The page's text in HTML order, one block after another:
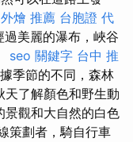
燴 推薦 台胞證 代
美麗的瀑布，峽谷
seo 關鍵字 台中 推
季節的不同，森林
了解顏色和野生動
景觀和大自然的白色
策劃者，騎自行車